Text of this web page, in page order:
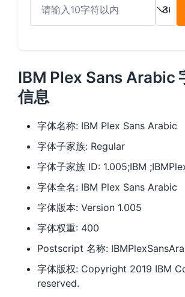
IBM Plex Sans Arabic
信息
字体名称: IBM Plex Sans Arabic
字体子家族: Regular
字体子家族 ID: 1.005;IBM
字体全名: IBM Plex Sans Arabic
字体版本: Version 1.005
字体权重: 400
Postscript 名称:
字体版权: Copyright 2019 IBM
reserved.